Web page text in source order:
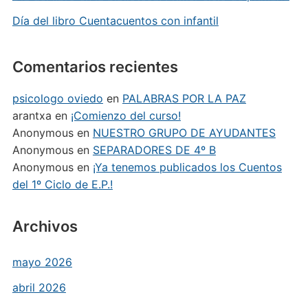
Día del libro Cuentacuentos con infantil
Comentarios recientes
psicologo oviedo en PALABRAS POR LA PAZ
arantxa en ¡Comienzo del curso!
Anonymousen NUESTRO GRUPO DE AYUDANTES
Anonymousen SEPARADORES DE 4º B
Anonymousen ¡Ya tenemos publicados los Cuentos
del 1º Ciclo de E.P.!
Archivos
mayo 2026
abril 2026